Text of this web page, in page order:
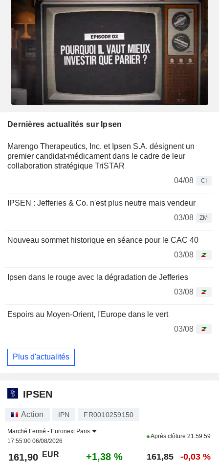
Dernières actualités sur Ipsen
Marengo Therapeutics, Inc. et Ipsen S.A. désignent un
premier candidat-médicament dans le cadre de leur
collaboration stratégique TriSTAR
04/08
CI
IPSEN : Jefferies & Co. n'est plus neutre mais vendeur
03/08
ZM
Nouveau sommet historique en séance pour le CAC 40
03/08
Ipsen dans le rouge avec la dégradation de Jefferies
03/08
Espoirs au Moyen-Orient, l'Europe dans le vert
03/08
Plus d'actualités
IPSEN
Action IPN FR0010259150
Marché Fermé - Euronext Paris
17:55:00 06/08/2026
Après clôture 21:59:59
161,90 EUR +1,38 % 161,85 -0,03 %